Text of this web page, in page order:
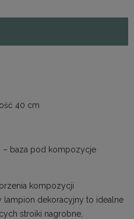
40 cm
– baza pod kompozycje
kompozycji
lampion dekoracyjny to idealne
stroiki nagrobne,